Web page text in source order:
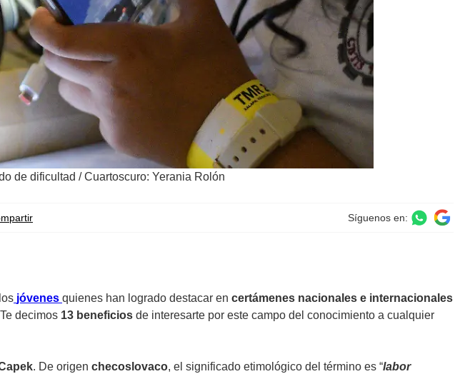
de dificultad /Cuartoscuro: Yerania Rolón
Síguenos en:
jóvenes quienes han logrado destacar en certámenes nacionales e internacionales
decimos 13 beneficios de interesarte por este campo del conocimiento a cualquier
. De origen checoslovaco, el significado etimológico del término es “labor